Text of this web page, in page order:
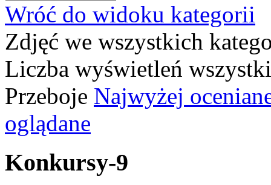
Wróć do widoku kategorii
Zdjęć we wszystkich
Liczba wyświetleń
Przeboje Najwyżej
oglądane
Konkursy-9